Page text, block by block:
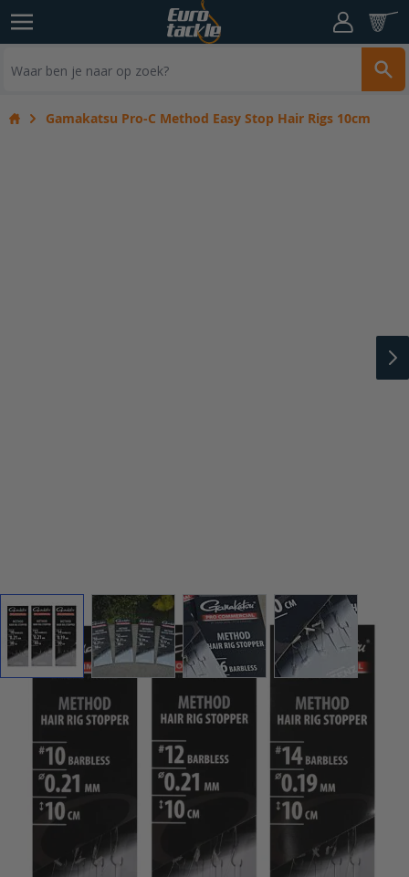
Ga naar de inhoud Cart
Home Gamakatsu Pro-C Method Easy Stop Hair Rigs 10cm
View larger imageView larger imageView larger imageView larger
Gamakatsu Pro-C Method Easy Stop Hair
Rigs 10cm
Gamakatsu,185246-1011-21/185246-1411-19,146820